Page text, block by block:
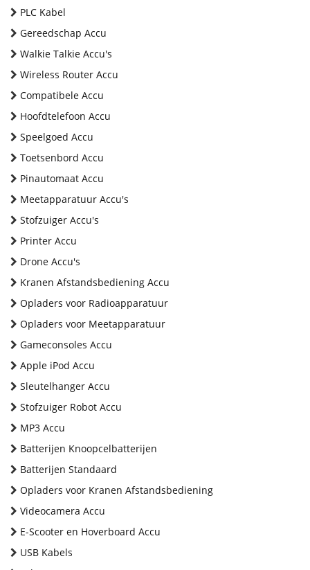
PLC Kabel
Gereedschap Accu
Walkie Talkie Accu's
Wireless Router Accu
Compatibele Accu
Hoofdtelefoon Accu
Speelgoed Accu
Toetsenbord Accu
Pinautomaat Accu
Meetapparatuur Accu's
Stofzuiger Accu's
Printer Accu
Drone Accu's
Kranen Afstandsbediening Accu
Opladers voor Radioapparatuur
Opladers voor Meetapparatuur
Gameconsoles Accu
Apple iPod Accu
Sleutelhanger Accu
Stofzuiger Robot Accu
MP3 Accu
Batterijen Knoopcelbatterijen
Batterijen Standaard
Opladers voor Kranen Afstandsbediening
Videocamera Accu
E-Scooter en Hoverboard Accu
USB Kabels